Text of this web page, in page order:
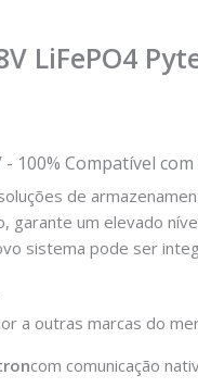
LiFePO4
100% Compatível
de
um elevado
sistema pode ser
a outras marcas do
com comunicação